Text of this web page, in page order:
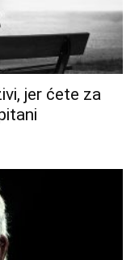
jer ćete za